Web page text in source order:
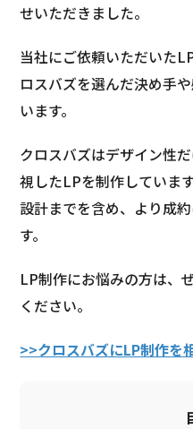
せいただきました。
当社にご依頼いただいた
ロスバズを選んだ決め手
います。
クロスバズはデザイン性
視したLPを制作していま
設計までを含め、より成
す。
LP制作にお悩みの方は、
ください。
>>クロスバズにLP制作を